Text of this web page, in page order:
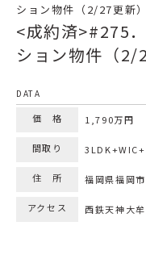
<成約済>#275
ション物件（2/
ション物件（2/27更新）
DATA
価 格 1,790万円
間取り
住 所 福岡県福岡
アクセス 西鉄天神大